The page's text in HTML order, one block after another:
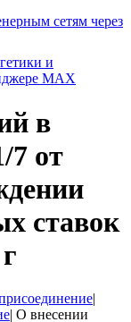
в
7 от
ставок
|
| О внесении